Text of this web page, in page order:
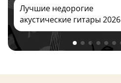
Лучшие недорогие
акустические гитары 2026